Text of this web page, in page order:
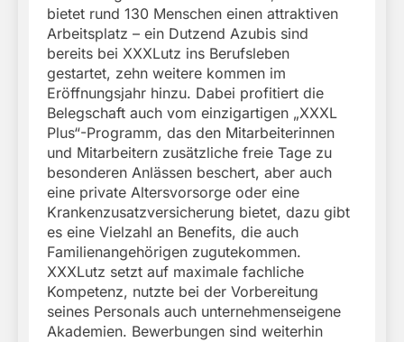
bietet rund 130 Menschen einen attraktiven
Arbeitsplatz – ein Dutzend Azubis sind
bereits bei XXXLutz ins Berufsleben
gestartet, zehn weitere kommen im
Eröffnungsjahr hinzu. Dabei profitiert die
Belegschaft auch vom einzigartigen „XXXL
Plus“-Programm, das den Mitarbeiterinnen
und Mitarbeitern zusätzliche freie Tage zu
besonderen Anlässen beschert, aber auch
eine private Altersvorsorge oder eine
Krankenzusatzversicherung bietet, dazu gibt
es eine Vielzahl an Benefits, die auch
Familienangehörigen zugutekommen.
XXXLutz setzt auf maximale fachliche
Kompetenz, nutzte bei der Vorbereitung
seines Personals auch unternehmenseigene
Akademien. Bewerbungen sind weiterhin